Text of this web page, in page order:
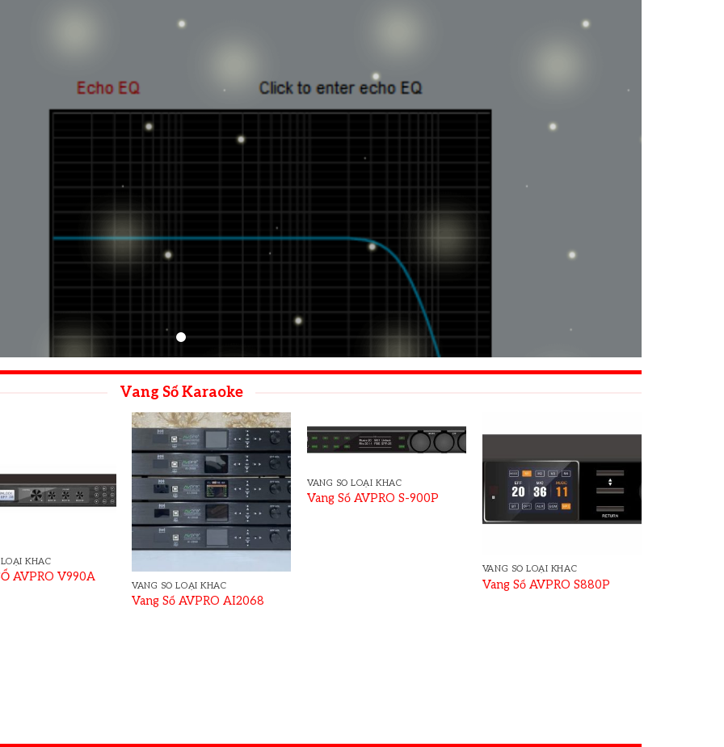
dBacoustic, Bosa, BF, DAK,CAF, PartyHouse,
vang số trên máy tính laptop. cập nhật phần mềm mới ngay tại website
này.
.
Dowload
Vang Số Karaoke
KHÁC
AVPRO V990A
VANG SỐ LOẠI KHÁC
Vang Số AVPRO AI2068
VANG SỐ LOẠI KHÁC
Vang Số AVPRO S-900P
VANG SỐ LOẠI KHÁC
Vang Số AVPRO S880P